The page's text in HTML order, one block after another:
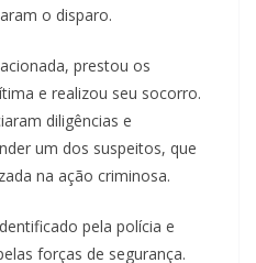
o disparo.
prestou os
e realizou seu socorro.
diligências e
um dos suspeitos, que
na ação criminosa.
pela polícia e
forças de segurança.